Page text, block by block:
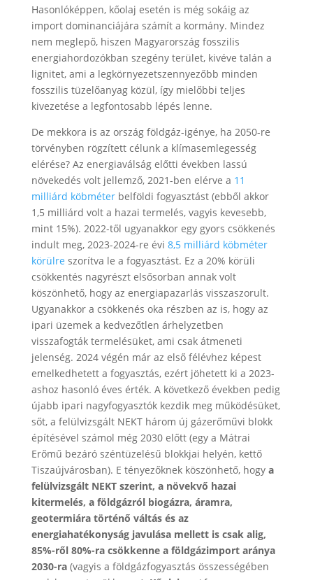
Hasonlóképpen, kőolaj esetén is még sokáig az
import dominanciájára számít a kormány. Mindez
nem meglepő, hiszen Magyarország fosszilis
energiahordozókban szegény terület, kivéve talán a
lignitet, ami a legkörnyezetszennyezőbb minden
fosszilis tüzelőanyag közül, így mielőbbi teljes
kivezetése a legfontosabb lépés lenne.
De mekkora is az ország földgáz-igénye, ha 2050-re
törvényben rögzített célunk a klímasemlegesség
elérése? Az energiaválság előtti években lassú
növekedés volt jellemző, 2021-ben elérve a 11
milliárd köbméterbelföldi fogyasztást (ebből akkor
1,5 milliárd volt a hazai termelés, vagyis kevesebb,
mint 15%). 2022-től ugyanakkor egy gyors csökkenés
indult meg, 2023-2024-re évi 8,5 milliárd köbméter
körülre szorítva le a fogyasztást. Ez a 20% körüli
csökkentés nagyrészt elsősorban annak volt
köszönhető, hogy az energiapazarlás visszaszorult.
Ugyanakkor a csökkenés oka részben az is, hogy az
ipari üzemek a kedvezőtlen árhelyzetben
visszafogták termelésüket, ami csak átmeneti
jelenség. 2024 végén már az első félévhez képest
emelkedhetett a fogyasztás, ezért jöhetett ki a 2023-
ashoz hasonló éves érték. A következő években pedig
újabb ipari nagyfogyasztók kezdik meg működésüket,
sőt, a felülvizsgált NEKT három új gázerőművi blokk
építésével számol még 2030 előtt (egy a Mátrai
Erőmű bezáró széntüzelésű blokkjai helyén, kettő
Tiszaújvárosban). E tényezőknek köszönhető, hogy a
felülvizsgált NEKT szerint, a növekvő hazai
kitermelés, a földgázról biogázra, áramra,
geotermiára történő váltás és az
energiahatékonyság javulása mellett is csak alig,
85%-ről 80%-ra csökkenne a földgázimport aránya
2030-ra (vagyis a földgázfogyasztás összességében